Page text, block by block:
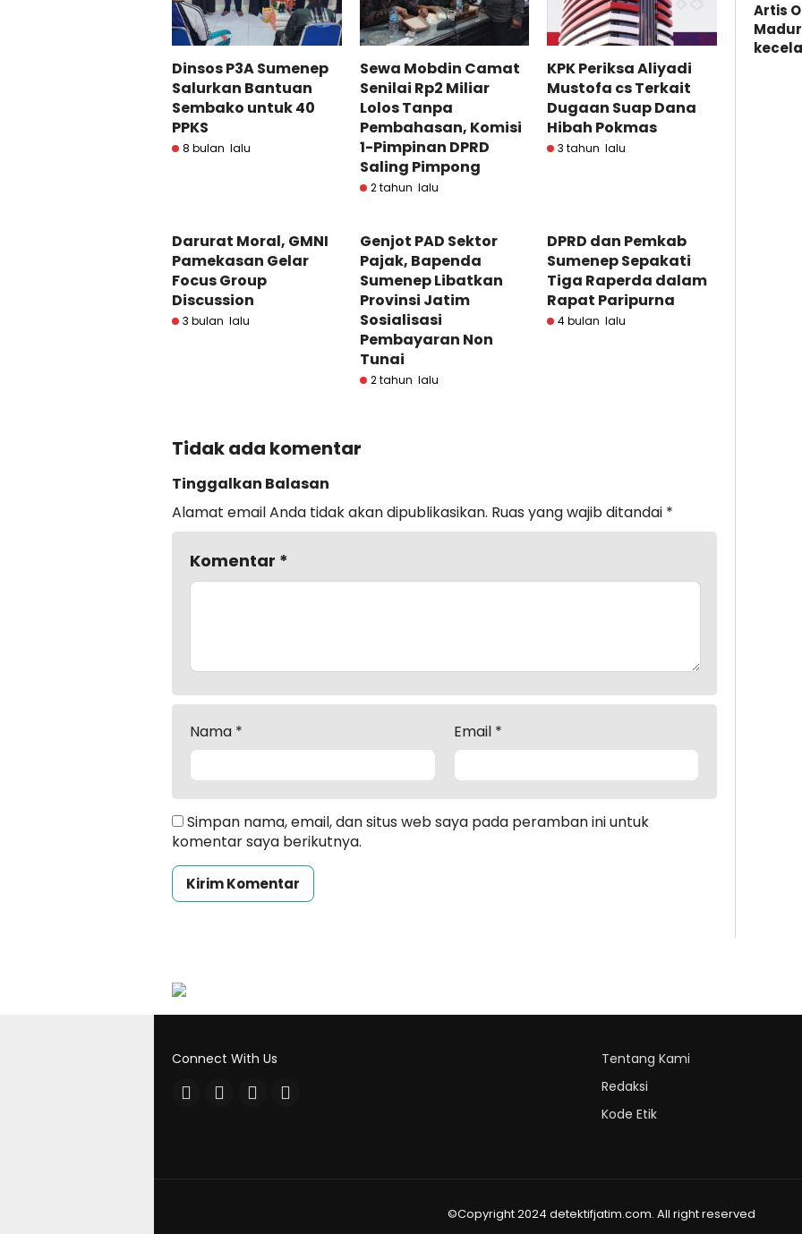
Dinsos P3A Sumenep
Salurkan Bantuan
Sembako untuk 40
PPKS
8 bulan lalu
Sewa Mobdin Camat
Senilai Rp2 Miliar
Lolos Tanpa
Pembahasan, Komisi
1-Pimpinan DPRD
Saling Pimpong
2 tahun lalu
KPK Periksa Aliyadi
Mustofa cs Terkait
Dugaan Suap Dana
Hibah Pokmas
3 tahun lalu
Darurat Moral, GMNI
Pamekasan Gelar
Focus Group
Discussion
3 bulan lalu
Genjot PAD Sektor
Pajak, Bapenda
Sumenep Libatkan
Provinsi Jatim
Sosialisasi
Pembayaran Non
Tunai
2 tahun lalu
DPRD dan Pemkab
Sumenep Sepakati
Tiga Raperda dalam
Rapat Paripurna
4 bulan lalu
Tidak ada komentar
Tinggalkan Balasan
Alamat email Anda tidak akan dipublikasikan. Ruas yang wajib ditandai *
Komentar *
Nama * Email *
Simpan nama, email, dan situs web saya pada peramban ini untuk
komentar saya berikutnya.
Artis
Tentang Kami
Redaksi
Kode Etik
Connect With Us
©Copyright 2024 detektifjatim.com. All right reserved